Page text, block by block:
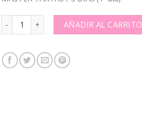
MASTER TARTAS I-3 DÍAS (1º día): quantity
AÑADIR AL CARRITO